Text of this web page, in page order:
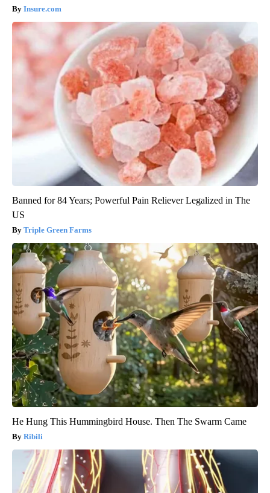
Insure.com
Banned for 84 Years; Powerful Pain Reliever Legalized in The
US
Triple Green Farms
He Hung This Hummingbird House. Then The Swarm Came
Ribili